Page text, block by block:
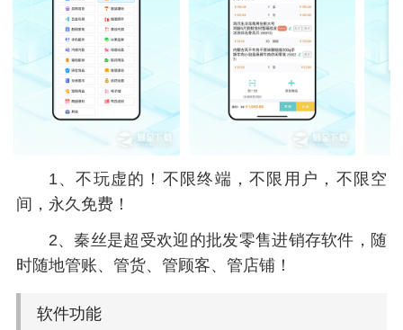
1、不玩虚的！不限终端，不限用户，不限空
间，永久免费！
2、秦丝是超受欢迎的批发零售进销存软件，随
时随地管账、管货、管顾客、管店铺！
软件功能